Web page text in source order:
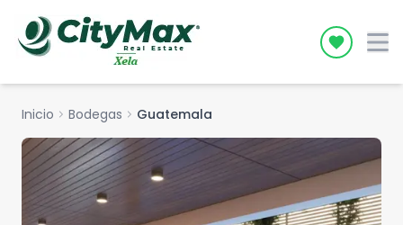
Icon
Inicio chevron_right Bodegas chevron_right Guatemala